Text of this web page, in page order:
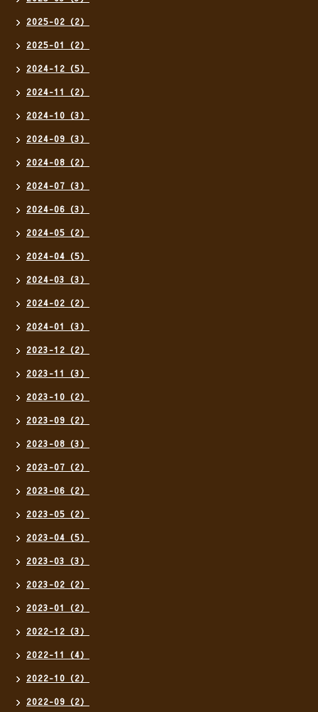
2025-02（2）
2025-01（2）
2024-12（5）
2024-11（2）
2024-10（3）
2024-09（3）
2024-08（2）
2024-07（3）
2024-06（3）
2024-05（2）
2024-04（5）
2024-03（3）
2024-02（2）
2024-01（3）
2023-12（2）
2023-11（3）
2023-10（2）
2023-09（2）
2023-08（3）
2023-07（2）
2023-06（2）
2023-05（2）
2023-04（5）
2023-03（3）
2023-02（2）
2023-01（2）
2022-12（3）
2022-11（4）
2022-10（2）
2022-09（2）